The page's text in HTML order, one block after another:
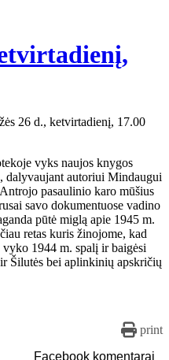
26 d., ketvirtadienį, 17.00
vyks naujos knygos
dalyvaujant autoriui Mindaugui
pasaulinio karo mūšius
savo dokumentuose vadino
pūtė miglą apie 1945 m.
retas kuris žinojome, kad
1944 m. spalį ir baigėsi
Šilutės bei aplinkinių apskričių
print
Facebook komentarai